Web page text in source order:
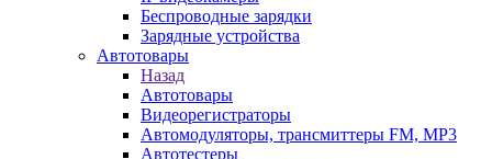
Беспроводные зарядки
Зарядные устройства
Автотовары
Назад
Автотовары
Видеорегистраторы
Автомодуляторы, трансмиттеры FM, MP3
Автотестеры